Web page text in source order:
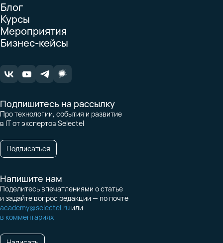
Блог
Курсы
Мероприятия
Бизнес-кейсы
Подпишитесь на рассылку
Про технологии, события и развитие
в IT от экспертов Selectel
Подписаться
Напишите нам
Поделитесь впечатлениями о статье
и задайте вопрос редакции — по почте
academy@selectel.ru или
в комментариях